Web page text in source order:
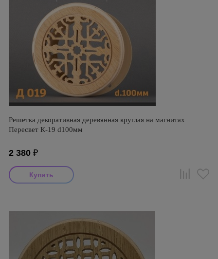
Решетка декоративная деревянная круглая на магнитах
Пересвет К-19 d100мм
2 380 ₽